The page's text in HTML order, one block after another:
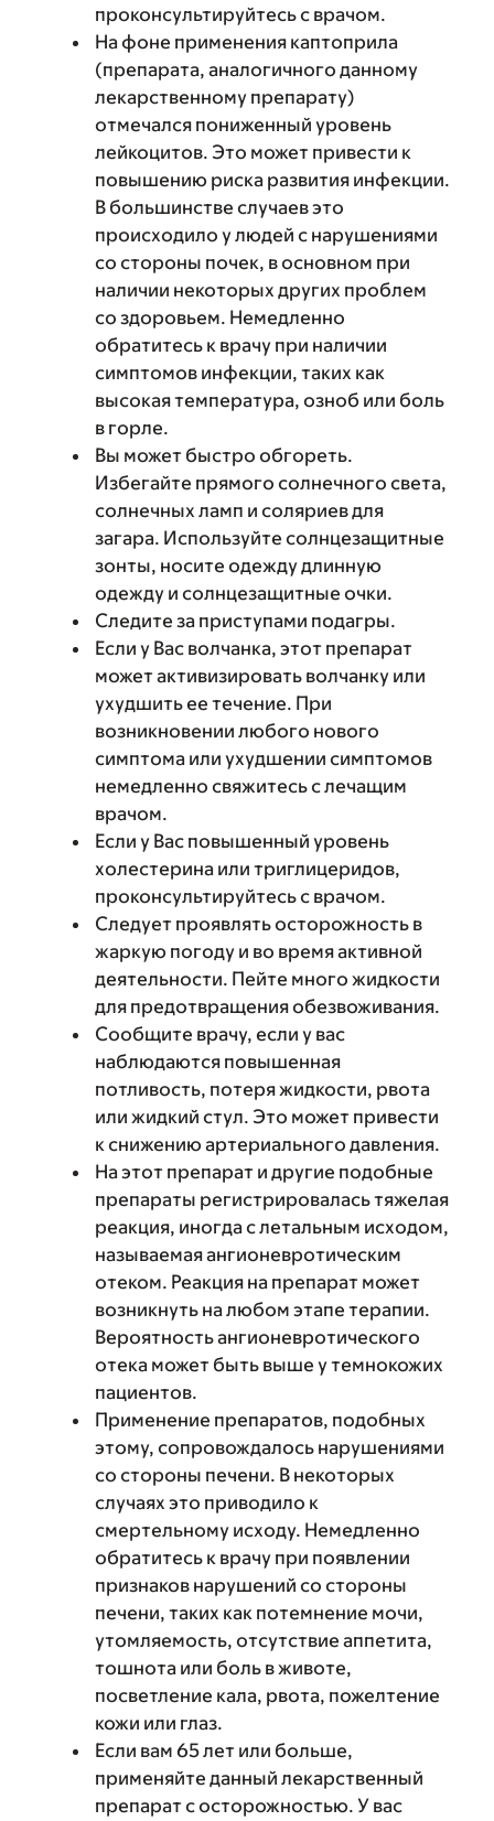
проконсультируйтесь с врачом.
На фоне применения каптоприла
(препарата, аналогичного данному
лекарственному препарату)
отмечался пониженный уровень
лейкоцитов. Это может привести к
повышению риска развития инфекции.
В большинстве случаев это
происходило у людей с нарушениями
со стороны почек, в основном при
наличии некоторых других проблем
со здоровьем. Немедленно
обратитесь к врачу при наличии
симптомов инфекции, таких как
высокая температура, озноб или боль
в горле.
Вы может быстро обгореть.
Избегайте прямого солнечного света,
солнечных ламп и соляриев для
загара. Используйте солнцезащитные
зонты, носите одежду длинную
одежду и солнцезащитные очки.
Следите за приступами подагры.
Если у Вас волчанка, этот препарат
может активизировать волчанку или
ухудшить ее течение. При
возникновении любого нового
симптома или ухудшении симптомов
немедленно свяжитесь с лечащим
врачом.
Если у Вас повышенный уровень
холестерина или триглицеридов,
проконсультируйтесь с врачом.
Следует проявлять осторожность в
жаркую погоду и во время активной
деятельности. Пейте много жидкости
для предотвращения обезвоживания.
Сообщите врачу, если у вас
наблюдаются повышенная
потливость, потеря жидкости, рвота
или жидкий стул. Это может привести
к снижению артериального давления.
На этот препарат и другие подобные
препараты регистрировалась тяжелая
реакция, иногда с летальным исходом,
называемая ангионевротическим
отеком. Реакция на препарат может
возникнуть на любом этапе терапии.
Вероятность ангионевротического
отека может быть выше у темнокожих
пациентов.
Применение препаратов, подобных
этому, сопровождалось нарушениями
со стороны печени. В некоторых
случаях это приводило к
смертельному исходу. Немедленно
обратитесь к врачу при появлении
признаков нарушений со стороны
печени, таких как потемнение мочи,
утомляемость, отсутствие аппетита,
тошнота или боль в животе,
посветление кала, рвота, пожелтение
кожи или глаз.
Если вам 65 лет или больше,
применяйте данный лекарственный
препарат с осторожностью. У вас